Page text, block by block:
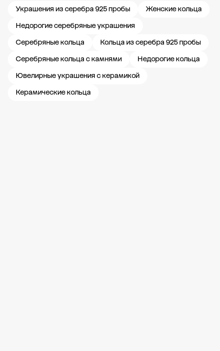
Украшения из серебра 925 пробы
Женские кольца
Недорогие серебряные украшения
Серебряные кольца
Кольца из серебра 925 пробы
Серебряные кольца с камнями
Недорогие кольца
Ювелирные украшения с керамикой
Керамические кольца